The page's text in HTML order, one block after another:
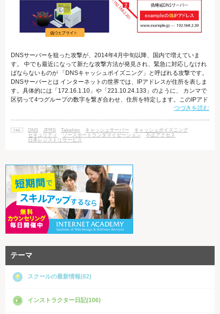
DNSサーバーを狙った攻撃が、2014年4月中旬以降、国内で増えていま
す。 中でも最近になって新たな攻撃方法が発見され、緊急に対応しなけれ
ばならないものが 「DNSキャッシュポイズニング」と呼ばれる攻撃です。
DNSサーバーとは インターネットの世界では、IPアドレスが住所を表しま
す。具体的には「172.16.1.10」や「221.10.24.133」のように、 カンマで
区切って4つグループの数字を繋ぎ合わせ、住所を特定します。このIPアド
レスが不明であれば、当然パケットを 相手先に届けることはできません。
よね。 しかし、私たちは数字で住所を管理するのは苦手であり、わかりや
すい文字列にして管理しやすくしたものが ドメインネー
つづきを読む
DNS JPRS Takahiro キャッシュサーバー
キャッシュポイズニング
セキュリティ
ソースポートランダマイゼーション
不正アクセス
日本レジストリサービス
テーマ
スクールの最新情報(82)
インストラクター日記(106)